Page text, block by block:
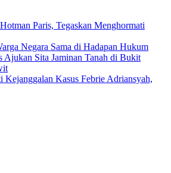
Paris, Tegaskan Menghormati
Negara Sama di Hadapan Hukum
Ajukan Sita Jaminan Tanah di Bukit
Kasus Febrie Adriansyah,